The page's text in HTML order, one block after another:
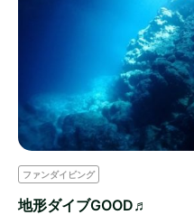
ファンダイビング
地形ダイブGOOD♬